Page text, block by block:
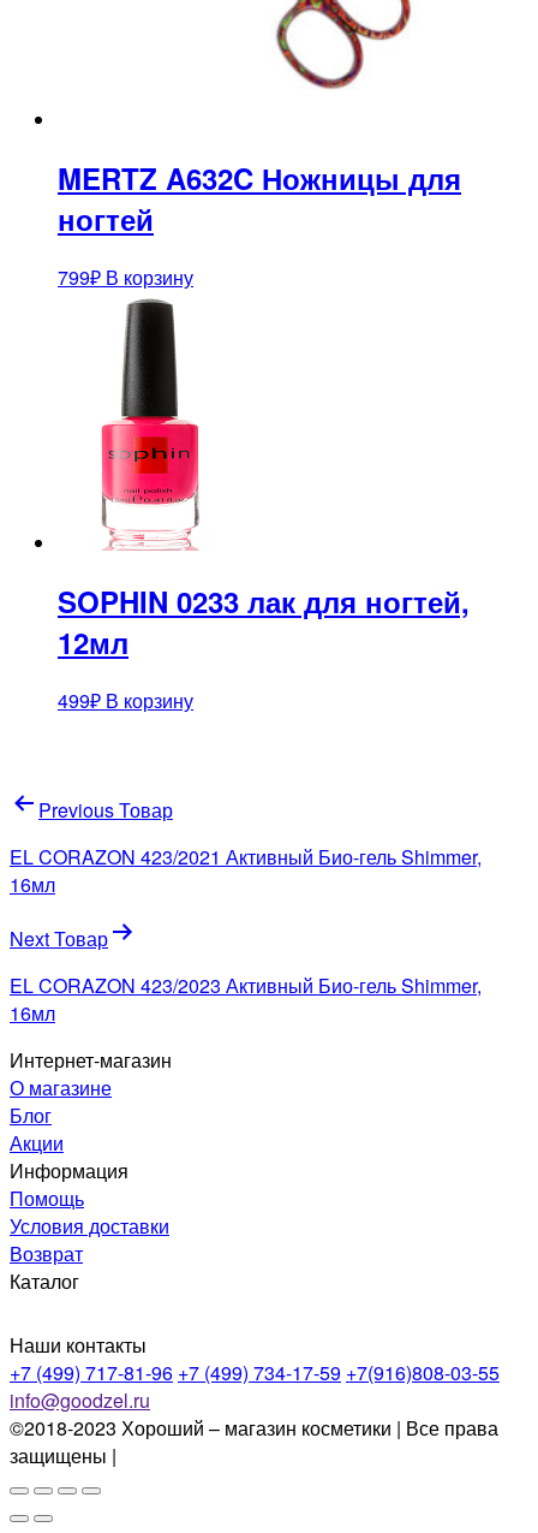
MERTZ A632C Ножницы для
ногтей
799₽ В корзину
SOPHIN 0233 лак для ногтей,
12мл
499₽ В корзину
Навигация
по
записям
Previous Товар
EL CORAZON 423/2021 Активный Био-гель Shimmer,
16мл
Next Товар
EL CORAZON 423/2023 Активный Био-гель Shimmer,
16мл
Интернет-магазин
О магазине
Блог
Акции
Информация
Помощь
Условия доставки
Возврат
Каталог
Наши контакты
+7 (499) 717-81-96 +7 (499) 734-17-59 +7(916)808-03-55
info@goodzel.ru
©2018-2023 Хороший – магазин косметики | Все права
защищены |